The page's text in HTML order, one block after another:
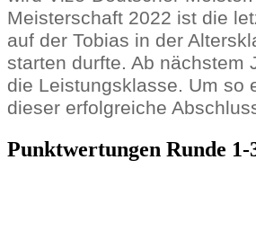
Meisterschaft 2022 ist die
auf der Tobias in der
starten durfte. Ab nächstem
die Leistungsklasse. Um so
dieser erfolgreiche
Punktwertungen Runde 1-